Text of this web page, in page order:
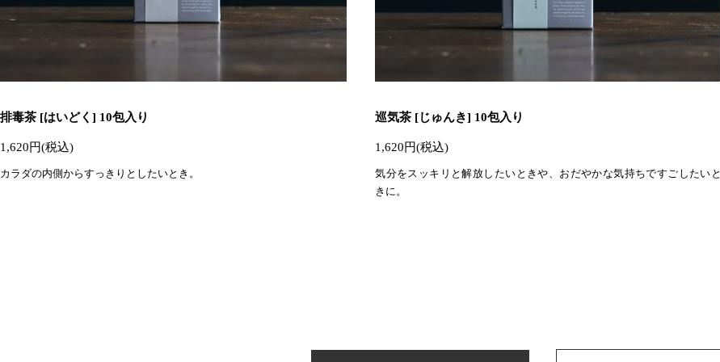
排毒茶 [はいどく] 10包入り
1,620円(税込)
カラダの内側からすっきりとしたいとき。
巡気茶 [じゅんき] 10包入り
1,620円(税込)
気分をスッキリと解放したいときや、おだやかな気持ちですごしたいと
きに。